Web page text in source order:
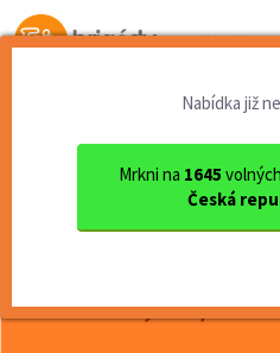
Od první brigády
Nabídka již
Mrkni na 1645
Česká
Jihomoravský kraj
Hustopeče
Brigáda:
Brigáda:
Brna 151,- Kč/hod